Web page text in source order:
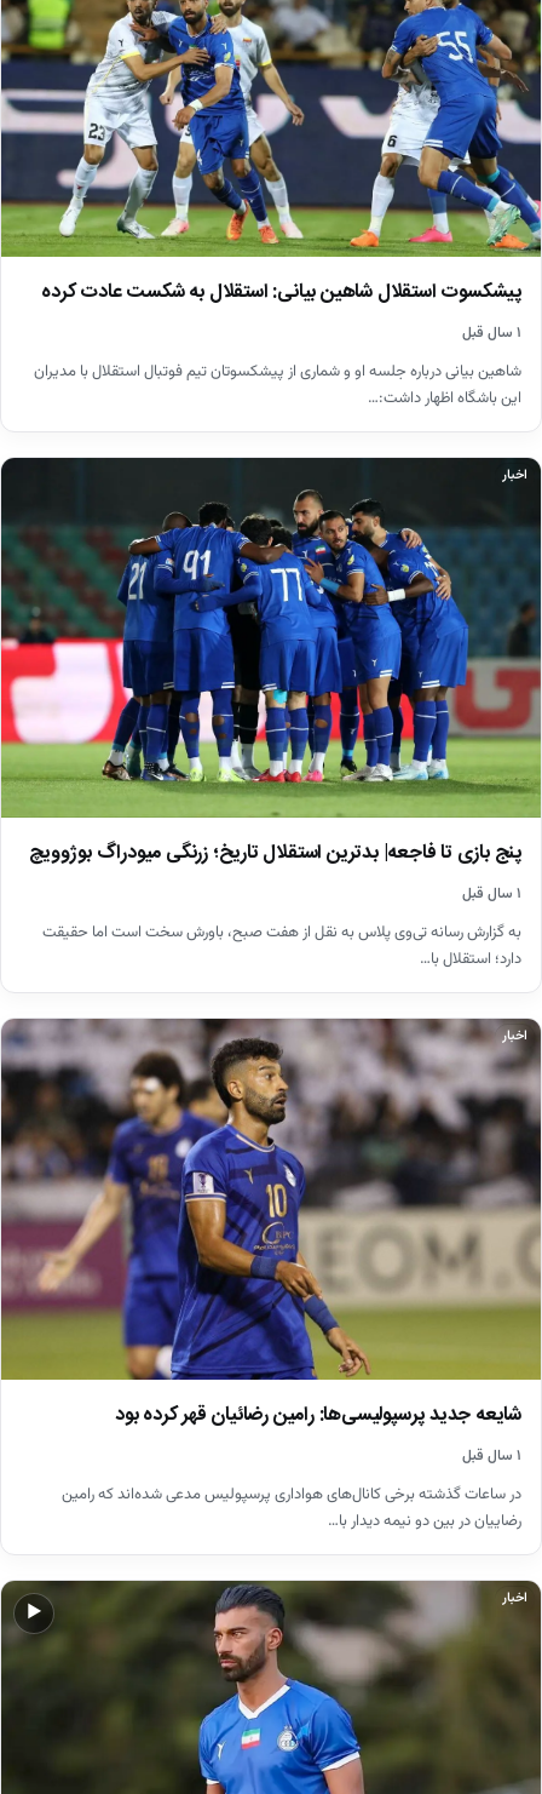
پیشکسوت استقلال شاهین بیانی: استقلال به شکست عادت کرده‌
۱ سال قبل
شاهین بیانی درباره جلسه او و شماری از پیشکسوتان تیم فوتبال استقلال با مدیران
این باشگاه اظهار داشت:…
اخبار
پنج بازی تا فاجعه| بدترین استقلال تاریخ؛ زرنگی میودراگ بوژوویچ
۱ سال قبل
به گزارش رسانه تی‌وی پلاس به نقل از هفت صبح، باورش سخت است اما حقیقت
دارد؛ استقلال با…
اخبار
شایعه جدید پرسپولیسی‌ها: رامین رضائیان قهر کرده بود
۱ سال قبل
در ساعات گذشته برخی کانال‌های هواداری پرسپولیس مدعی شده‌اند که رامین
رضاییان در بین دو نیمه دیدار با…
▶
اخبار